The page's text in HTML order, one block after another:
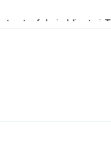
satysfakcja klienta i
zobaczenia!